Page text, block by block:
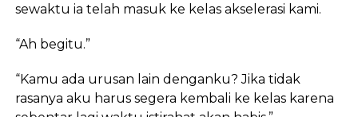
sewaktu ia telah masuk ke kelas akselerasi kami.
“Ah begitu.”
“Kamu ada urusan lain denganku? Jika tidak
rasanya aku harus segera kembali ke kelas karena